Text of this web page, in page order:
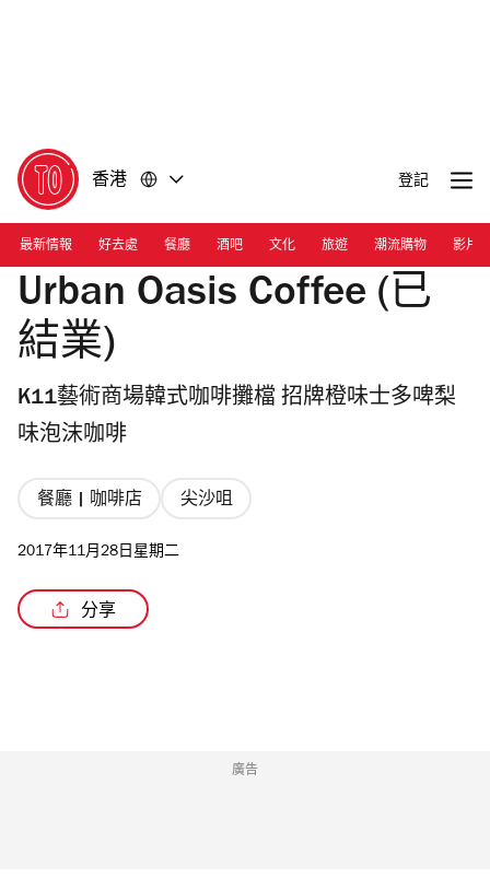
香港 登記
最新情報 好去處 餐廳 酒吧 文化 旅遊 潮流購物 影片
Urban Oasis Coffee (已
結業)
K11藝術商場韓式咖啡攤檔 招牌橙味士多啤梨
味泡沫咖啡
餐廳 | 咖啡店 尖沙咀
2017年11月28日星期二
分享
廣告